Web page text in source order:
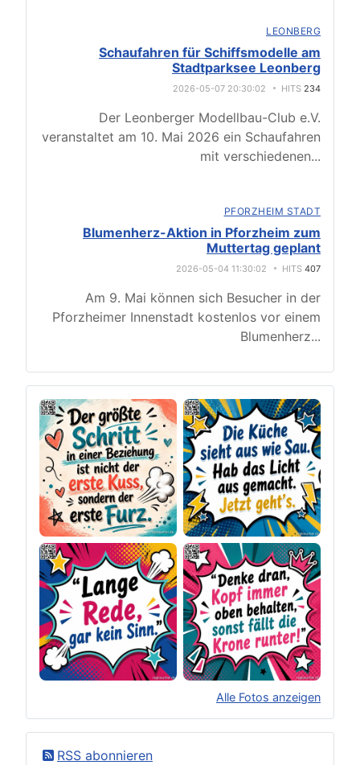
LEONBERG
Schaufahren für Schiffsmodelle am
Stadtparksee Leonberg
2026-05-07 20:30:02 HITS 234
Der Leonberger Modellbau-Club e.V.
veranstaltet am 10. Mai 2026 ein Schaufahren
mit verschiedenen...
PFORZHEIM STADT
Blumenherz-Aktion in Pforzheim zum
Muttertag geplant
2026-05-04 11:30:02 HITS 407
Am 9. Mai können sich Besucher in der
Pforzheimer Innenstadt kostenlos vor einem
Blumenherz...
Alle Fotos anzeigen
RSS abonnieren